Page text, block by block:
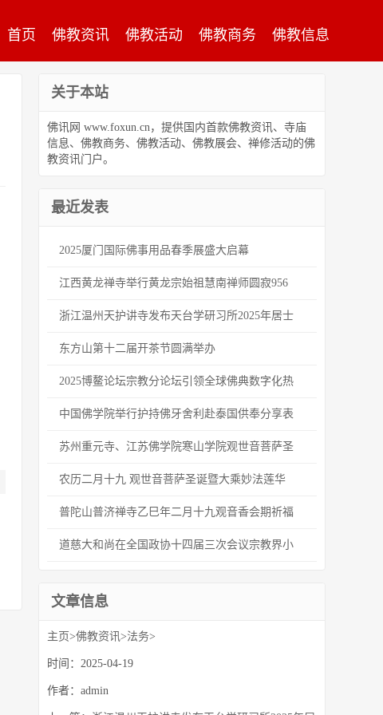
首页 佛教资讯 佛教活动 佛教商务 佛教信息
关于本站
佛讯网 www.foxun.cn，提供国内首款佛教资讯、寺庙
信息、佛教商务、佛教活动、佛教展会、禅修活动的佛
教资讯门户。
最近发表
2025厦门国际佛事用品春季展盛大启幕
江西黄龙禅寺举行黄龙宗始祖慧南禅师圆寂956
浙江温州天护讲寺发布天台学研习所2025年居士
东方山第十二届开茶节圆满举办
2025博鳌论坛宗教分论坛引领全球佛典数字化热
中国佛学院举行护持佛牙舍利赴泰国供奉分享表
苏州重元寺、江苏佛学院寒山学院观世音菩萨圣
农历二月十九 观世音菩萨圣诞暨大乘妙法莲华
普陀山普济禅寺乙巳年二月十九观音香会期祈福
道慈大和尚在全国政协十四届三次会议宗教界小
文章信息
主页>佛教资讯>法务>
时间：2025-04-19
作者：admin